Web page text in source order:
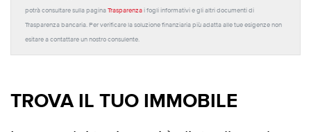
potrà consultare sulla pagina Trasparenza i fogli informativi e gli altri documenti di
Trasparenza bancaria. Per verificare la soluzione finanziaria più adatta alle tue esigenze non
esitare a contattare un nostro consulente.
TROVA IL TUO IMMOBILE